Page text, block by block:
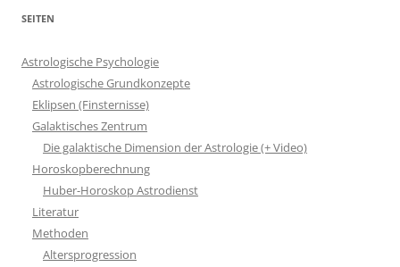
SEITEN
Astrologische Psychologie
Astrologische Grundkonzepte
Eklipsen (Finsternisse)
Galaktisches Zentrum
Die galaktische Dimension der Astrologie (+ Video)
Horoskopberechnung
Huber-Horoskop Astrodienst
Literatur
Methoden
Altersprogression